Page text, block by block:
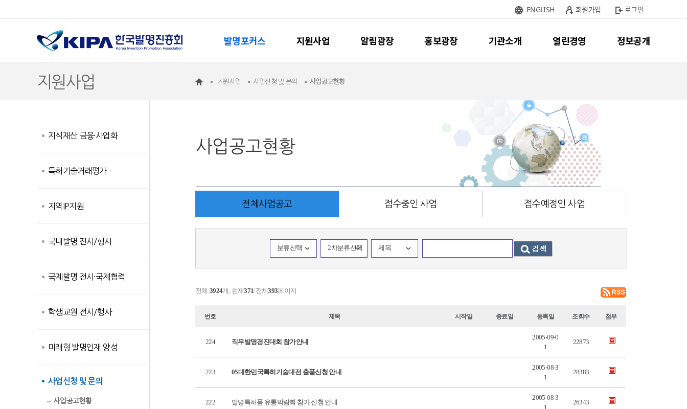
ENGLISH 회원가입 로그인
발명포커스 지원사업 알림광장 홍보광장 기관소개 열린경영 정보공개
지원사업 지원사업 사업신청 및 문의 사업공고현황
지식재산 금융·사업화
특허기술거래평가
지역IP지원
국내발명 전시/행사
국제발명 전시·국제협력
학생교원 전시/행사
미래형 발명인재 양성
사업신청 및 문의
사업공고현황
사업공고현황
전체사업공고 접수중인 사업 접수예정인 사업
분류선택 2차분류선택 제목
전체:3924개, 현재371/전체393페이지
번호 제목 시작일 종료일 등록일 조회수 첨부
224 직무발명경진대회 참가안내
2005-09-0
1
22873
223 05대한민국특허기술대전 출품신청 안내
2005-08-3
1
28383
222 발명특허품 유통박람회 참가 신청 안내
2005-08-3
1
26343